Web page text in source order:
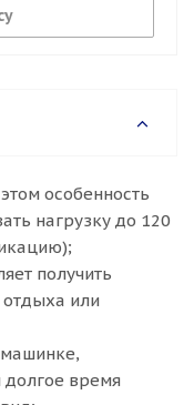
особенность
нагрузку до 120
получить
или
время